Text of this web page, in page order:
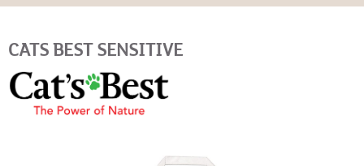
CATS BEST SENSITIVE